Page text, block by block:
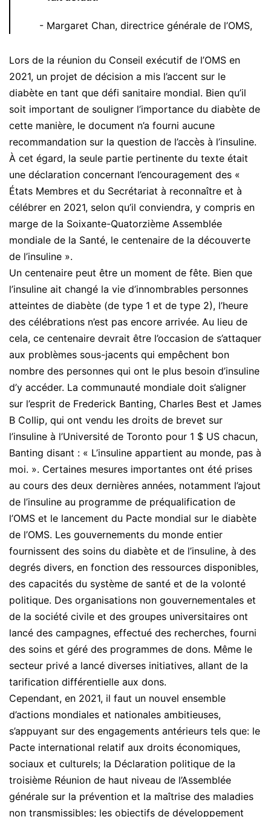
Margaret Chan, directrice générale de l’OMS,
Lors de la réunion du Conseil exécutif de l’OMS en
2021, un projet de décision a mis l’accent sur le
diabète en tant que défi sanitaire mondial. Bien qu’il
soit important de souligner l’importance du diabète de
cette manière, le document n’a fourni aucune
recommandation sur la question de l’accès à l’insuline.
À cet égard, la seule partie pertinente du texte était
une déclaration concernant l’encouragement des «
États Membres et du Secrétariat à reconnaître et à
célébrer en 2021, selon qu’il conviendra, y compris en
marge de la Soixante-Quatorzième Assemblée
mondiale de la Santé, le centenaire de la découverte
de l’insuline ».
Un centenaire peut être un moment de fête. Bien que
l’insuline ait changé la vie d’innombrables personnes
atteintes de diabète (de type 1 et de type 2), l’heure
des célébrations n’est pas encore arrivée. Au lieu de
cela, ce centenaire devrait être l’occasion de s’attaquer
aux problèmes sous-jacents qui empêchent bon
nombre des personnes qui ont le plus besoin d’insuline
d’y accéder. La communauté mondiale doit s’aligner
sur l’esprit de Frederick Banting, Charles Best et James
B Collip, qui ont vendu les droits de brevet sur
l’insuline à l’Université de Toronto pour 1 $ US chacun,
Banting disant : « L’insuline appartient au monde, pas à
moi. ». Certaines mesures importantes ont été prises
au cours des deux dernières années, notamment l’ajout
de l’insuline au programme de préqualification de
l’OMS et le lancement du Pacte mondial sur le diabète
de l’OMS. Les gouvernements du monde entier
fournissent des soins du diabète et de l’insuline, à des
degrés divers, en fonction des ressources disponibles,
des capacités du système de santé et de la volonté
politique. Des organisations non gouvernementales et
de la société civile et des groupes universitaires ont
lancé des campagnes, effectué des recherches, fourni
des soins et géré des programmes de dons. Même le
secteur privé a lancé diverses initiatives, allant de la
tarification différentielle aux dons.
Cependant, en 2021, il faut un nouvel ensemble
d’actions mondiales et nationales ambitieuses,
s’appuyant sur des engagements antérieurs tels que: le
Pacte international relatif aux droits économiques,
sociaux et culturels; la Déclaration politique de la
troisième Réunion de haut niveau de l’Assemblée
générale sur la prévention et la maîtrise des maladies
non transmissibles; les objectifs de développement